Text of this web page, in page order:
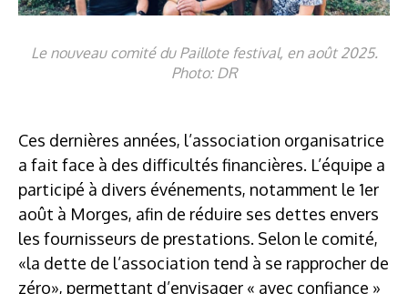
Le nouveau comité du Paillote festival, en août 2025.
Photo: DR
Ces dernières années, l’association organisatrice
a fait face à des difficultés financières. L’équipe a
participé à divers événements, notamment le 1er
août à Morges, afin de réduire ses dettes envers
les fournisseurs de prestations. Selon le comité,
«la dette de l’association tend à se rapprocher de
zéro», permettant d’envisager « avec confiance »